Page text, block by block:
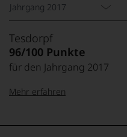
Jahrgang 2017
Tesdorpf
96/100 Punkte
für den Jahrgang 2017
Mehr erfahren